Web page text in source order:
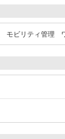
モビリティ管理